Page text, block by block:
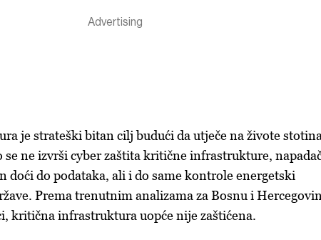
je strateški bitan cilj budući da utječe na živote stotina
ne izvrši cyber zaštita kritične infrastrukture,
doći do podataka, ali i do same kontrole energetski
Prema trenutnim analizama za Bosnu i
kritična infrastruktura uopće nije zaštićena.